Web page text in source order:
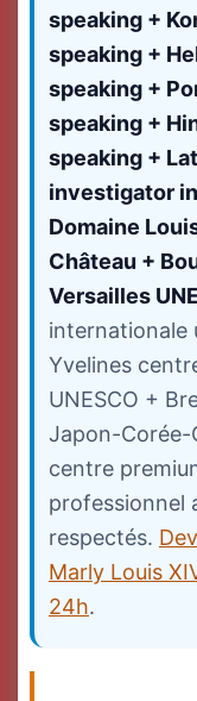
speaking +
speaking +
speaking +
speaking +
speaking +
investigator
Domaine
Château +
Versailles
internationale
Yvelines
UNESCO +
Japon-Corée-
centre
professionnel
respectés.
Marly Louis
24h.